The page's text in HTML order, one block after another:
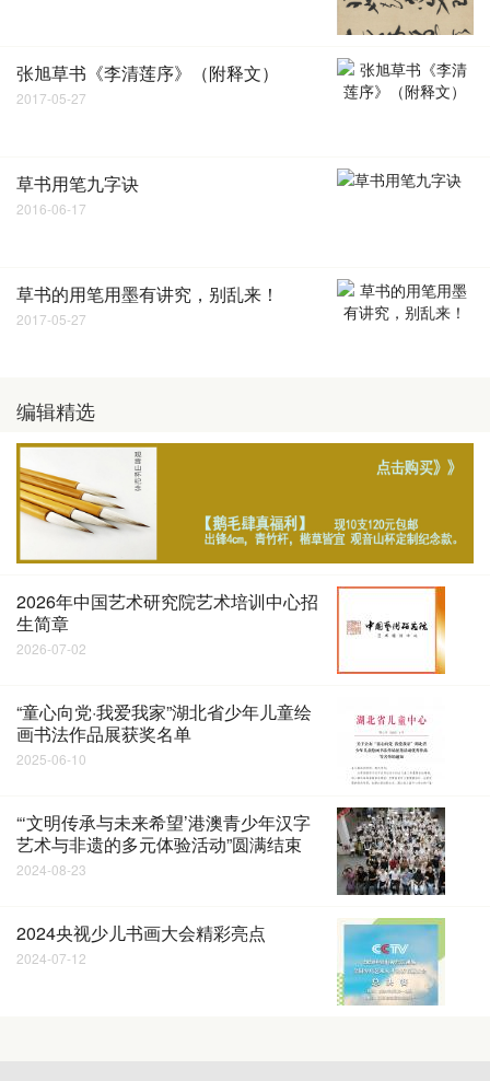
张旭草书《李清莲序》（附释文）
2017-05-27
草书用笔九字诀
2016-06-17
草书的用笔用墨有讲究，别乱来！
2017-05-27
编辑精选
2026年中国艺术研究院艺术培训中心招
生简章
2026-07-02
“童心向党·我爱我家”湖北省少年儿童绘
画书法作品展获奖名单
2025-06-10
“‘文明传承与未来希望’港澳青少年汉字
艺术与非遗的多元体验活动”圆满结束
2024-08-23
2024央视少儿书画大会精彩亮点
2024-07-12